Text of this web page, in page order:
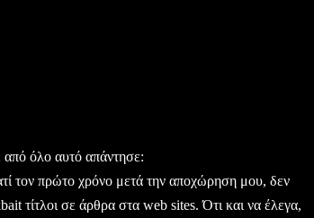
από όλο αυτό απάντησε:
τον πρώτο χρόνο μετά την αποχώρηση μου, δεν
τίτλοι σε άρθρα στα web sites. Ότι και να έλεγα,